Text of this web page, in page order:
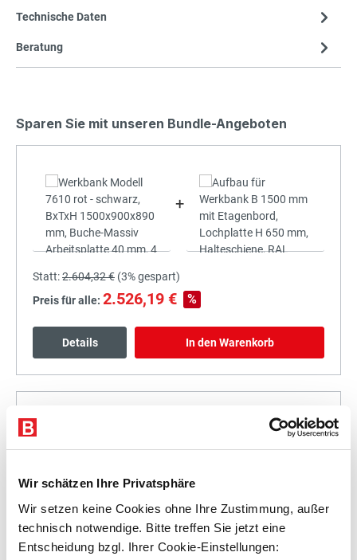
Wir schätzen Ihre Privatsphäre
Wir setzen keine Cookies ohne Ihre Zustimmung, außer
technisch notwendige. Bitte treffen Sie jetzt eine
Entscheidung bzgl. Ihrer Cookie-Einstellungen:
Technische Daten
Beratung
Sparen Sie mit unseren Bundle-Angeboten
+
Statt:2.604,32 € (3%gespart)
Preis für alle: 2.526,19 € %
Details In den Warenkorb
+
Statt: 2.767,18 € (3%
gespart)
Preis für alle:2.684,16 € %